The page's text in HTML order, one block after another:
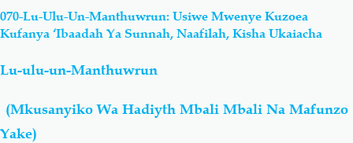
Aqiydah Manhaj
Shirki & Kufru
Salaf Wa Ummah
070-Lu-Ulu-Un-Manthuwrun: Usiwe Mwenye Kuzoea
Kufanya ‘Ibaadah Ya Sunnah, Naafilah, Kisha Ukaiacha
Lu-ulu-un-Manthuwrun
(Mkusanyiko Wa Hadiyth Mbali Mbali Na Mafunzo
Yake)